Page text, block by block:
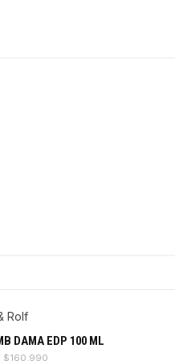
Rolf
DAMA EDP 100 ML
$160.990